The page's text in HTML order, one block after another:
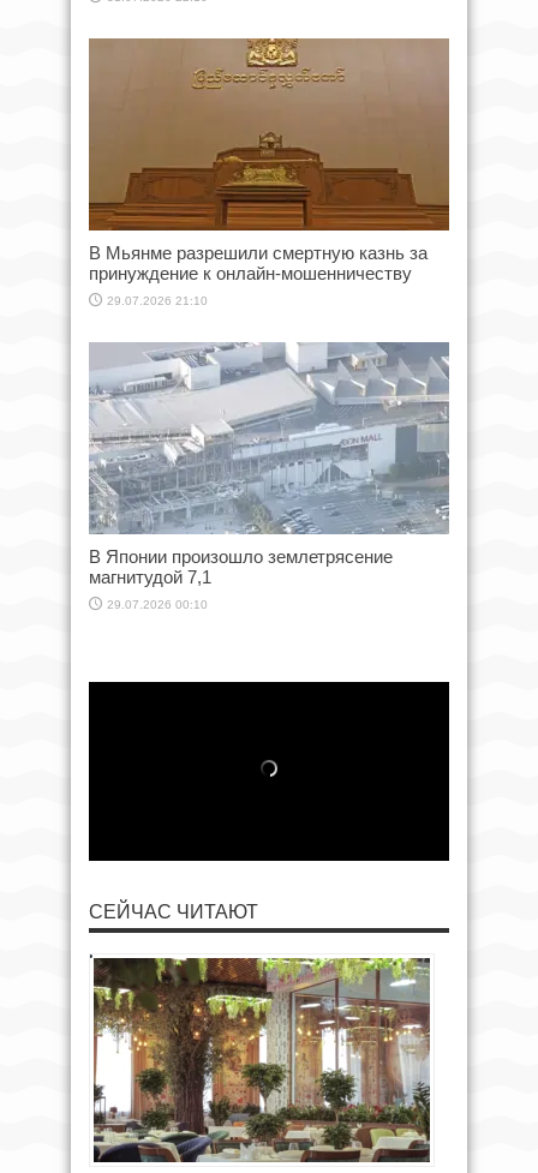
В Мьянме разрешили смертную казнь за
принуждение к онлайн-мошенничеству
29.07.2026 21:10
В Японии произошло землетрясение
магнитудой 7,1
29.07.2026 00:10
СЕЙЧАС ЧИТАЮТ